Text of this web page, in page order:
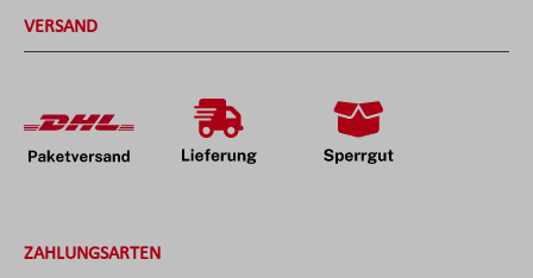
VERSAND
ZAHLUNGSARTEN